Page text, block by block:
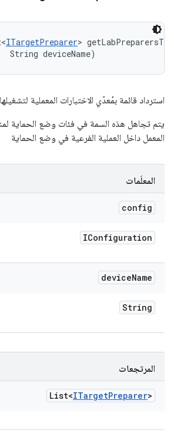
ITargetPreparer>
String deviceName)
استرداد قائمة بمُعدّي الاختبارات المعملية
يتم تجاهل هذه السمة في فئات وضع الحماية
المعمل داخل العملية الفرعية في وضع الحماية
المعلَمات
config
IConfiguration
deviceName
String
المرتجعات
List<ITargetPreparer>